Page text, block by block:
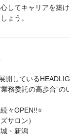
してキャリアを築
ょう。
開している
務委託の高歩合”の
々OPEN!!⭐
サロン）
・新潟